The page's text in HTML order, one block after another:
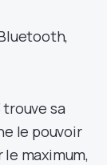
sa
le pouvoir
maximum,